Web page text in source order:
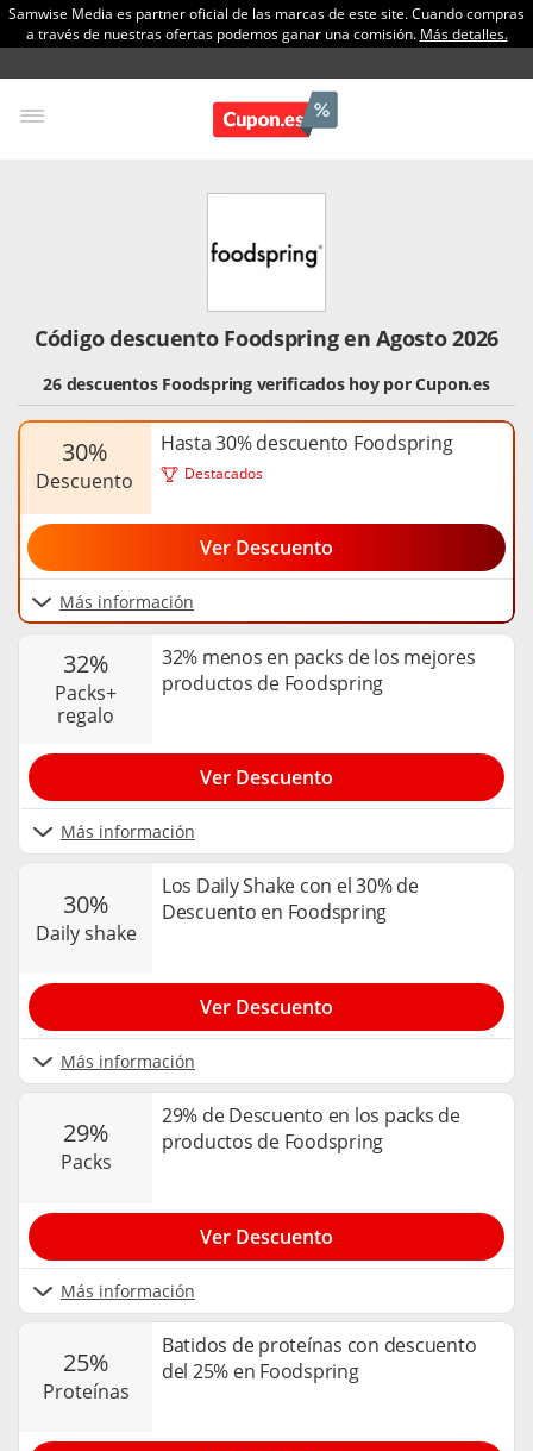
Samwise Media es partner oficial de las marcas de este site. Cuando compras
a través de nuestras ofertas podemos ganar una comisión. Más detalles.
Código descuento Foodspring en Agosto 2026
26 descuentos Foodspring verificados hoy por Cupon.es
Destacados
30%
descuento
Hasta 30% descuento Foodspring
Más información
Ver Descuento
32%
packs+
regalo
32% menos en packs de los mejores
productos de Foodspring
Más información
Ver Descuento
30%
daily shake
Los Daily Shake con el 30% de
Descuento en Foodspring
Más información
Ver Descuento
29%
packs
29% de Descuento en los packs de
productos de Foodspring
Más información
Ver Descuento
25%
proteínas
Batidos de proteínas con descuento
del 25% en Foodspring